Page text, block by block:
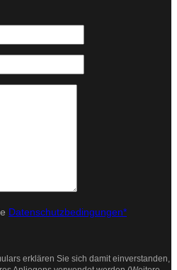
Datenschutzbedingungen*
erklären Sie sich damit einverstanden,